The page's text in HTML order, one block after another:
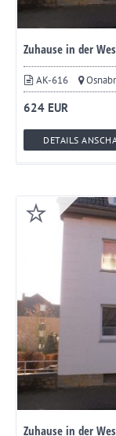
Zuhause in der
AK-616
624 EUR
DETAILS
Zuhause in der